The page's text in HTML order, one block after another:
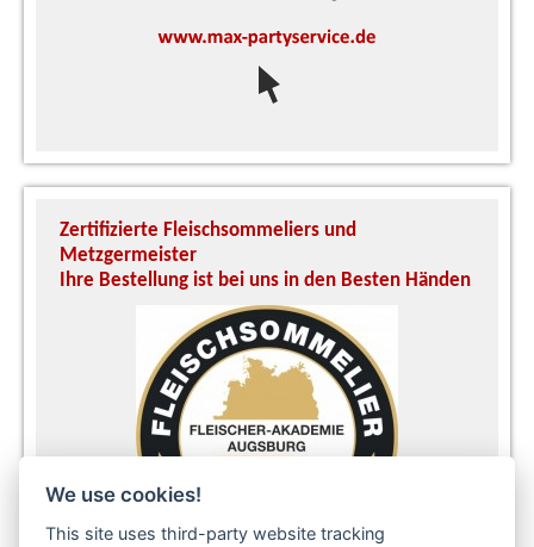
We use cookies!
This site uses third-party website tracking
Zertifizierte Fleischsommeliers und
Metzgermeister
Ihre Bestellung ist bei uns in den Besten Händen